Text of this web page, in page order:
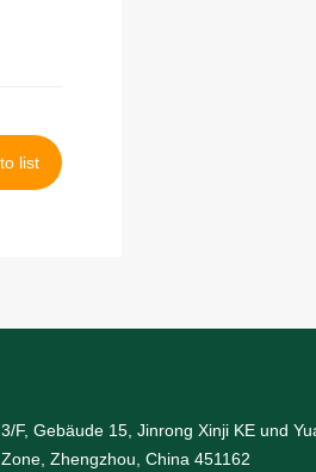
list
3/F, Gebäude 15, Jinrong Xinji KE und
Zone, Zhengzhou, China 451162